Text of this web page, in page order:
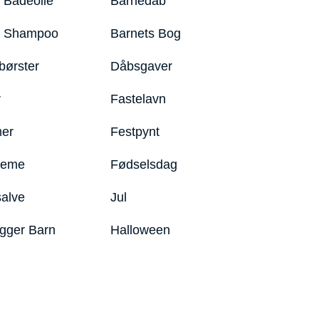
Shampoo
Barn
Barnets Bog
Dåbsgaver
Fastelavn
Festpynt
Fødselsdag
Jul
Halloween